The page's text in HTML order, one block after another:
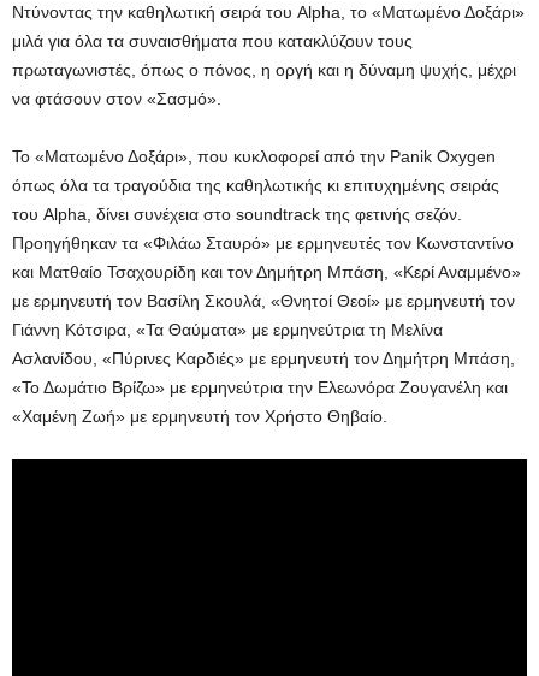
Ντύνοντας την καθηλωτική σειρά του Alpha, το «Ματωμένο Δοξάρι»
μιλά για όλα τα συναισθήματα που κατακλύζουν τους
πρωταγωνιστές, όπως ο πόνος, η οργή και η δύναμη ψυχής, μέχρι
να φτάσουν στον «Σασμό».
Το «Ματωμένο Δοξάρι», που κυκλοφορεί από την Panik Oxygen
όπως όλα τα τραγούδια της καθηλωτικής κι επιτυχημένης σειράς
του Alpha, δίνει συνέχεια στο soundtrack της φετινής σεζόν.
Προηγήθηκαν τα «Φιλάω Σταυρό» με ερμηνευτές τον Κωνσταντίνο
και Ματθαίο Τσαχουρίδη και τον Δημήτρη Μπάση, «Κερί Αναμμένο»
με ερμηνευτή τον Βασίλη Σκουλά, «Θνητοί Θεοί» με ερμηνευτή τον
Γιάννη Κότσιρα, «Τα Θαύματα» με ερμηνεύτρια τη Μελίνα
Ασλανίδου, «Πύρινες Καρδιές» με ερμηνευτή τον Δημήτρη Μπάση,
«Το Δωμάτιο Βρίζω» με ερμηνεύτρια την Ελεωνόρα Ζουγανέλη και
«Χαμένη Ζωή» με ερμηνευτή τον Χρήστο Θηβαίο.